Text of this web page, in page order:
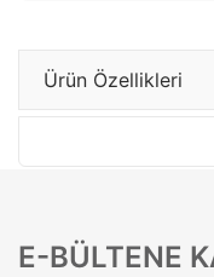
Ürün Özellikleri
E-BÜLTENE